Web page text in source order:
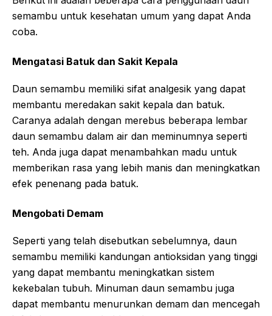
semambu untuk kesehatan umum yang dapat Anda
coba.
Mengatasi Batuk dan Sakit Kepala
Daun semambu memiliki sifat analgesik yang dapat
membantu meredakan sakit kepala dan batuk.
Caranya adalah dengan merebus beberapa lembar
daun semambu dalam air dan meminumnya seperti
teh. Anda juga dapat menambahkan madu untuk
memberikan rasa yang lebih manis dan meningkatkan
efek penenang pada batuk.
Mengobati Demam
Seperti yang telah disebutkan sebelumnya, daun
semambu memiliki kandungan antioksidan yang tinggi
yang dapat membantu meningkatkan sistem
kekebalan tubuh. Minuman daun semambu juga
dapat membantu menurunkan demam dan mencegah